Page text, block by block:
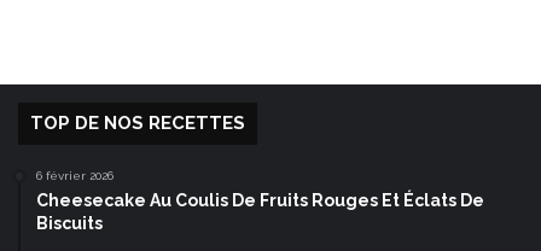
TOP DE NOS RECETTES
6 février 2026
Cheesecake Au Coulis De Fruits Rouges Et Éclats De
Biscuits